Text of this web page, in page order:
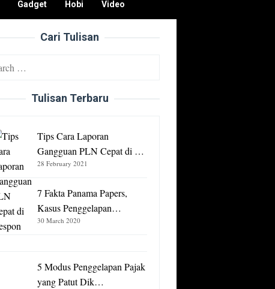
Gadget Hobi Video
Cari Tulisan
Tulisan Terbaru
Tips Cara Laporan
Gangguan PLN Cepat di …
28 February 2021
7 Fakta Panama Papers,
Kasus Penggelapan…
30 March 2020
5 Modus Penggelapan Pajak
yang Patut Dik…